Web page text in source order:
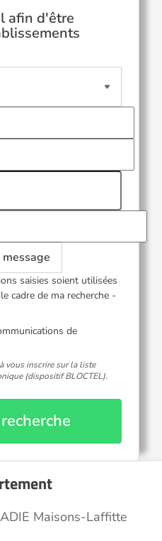
afin d'être
saisies soient utilisées
cadre de ma recherche -
de
vous inscrire sur la liste
(dispositif BLOCTEL).
Maisons-Laffitte